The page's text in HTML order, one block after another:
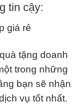
tin cậy:
tặng doanh
trong những
bạn sẽ nhận
vụ tốt nhất.